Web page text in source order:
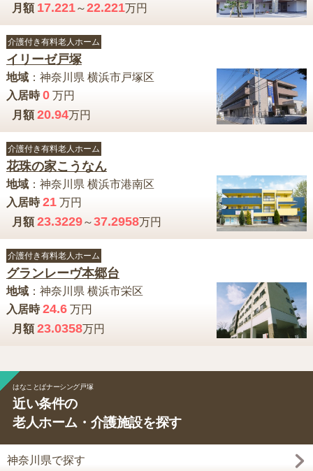
月額 17.221～22.221万円
介護付き有料老人ホーム
イリーゼ戸塚
地域： 神奈川県 横浜市戸塚区
入居時 0万円
月額 20.94万円
介護付き有料老人ホーム
花珠の家こうなん
地域： 神奈川県 横浜市港南区
入居時 21万円
月額 23.3229～37.2958万円
介護付き有料老人ホーム
グランレーヴ本郷台
地域： 神奈川県 横浜市栄区
入居時 24.6万円
月額 23.0358万円
はなことばナーシング戸塚
近い条件の
老人ホーム・介護施設を探す
神奈川県で探す